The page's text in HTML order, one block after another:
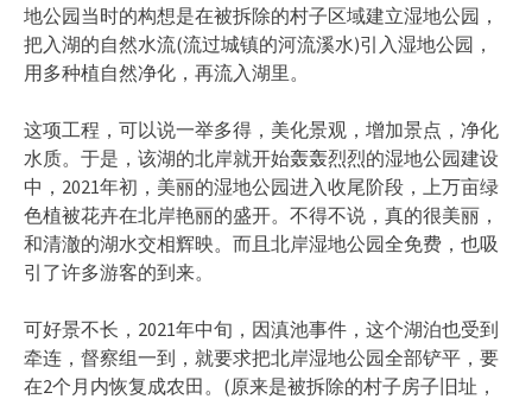
地公园当时的构想是在被拆除的村子区域建立湿地公园，
把入湖的自然水流(流过城镇的河流溪水)引入湿地公园，
用多种植自然净化，再流入湖里。
这项工程，可以说一举多得，美化景观，增加景点，净化
水质。于是，该湖的北岸就开始轰轰烈烈的湿地公园建设
中，2021年初，美丽的湿地公园进入收尾阶段，上万亩绿
色植被花卉在北岸艳丽的盛开。不得不说，真的很美丽，
和清澈的湖水交相辉映。而且北岸湿地公园全免费，也吸
引了许多游客的到来。
可好景不长，2021年中旬，因滇池事件，这个湖泊也受到
牵连，督察组一到，就要求把北岸湿地公园全部铲平，要
在2个月内恢复成农田。(原来是被拆除的村子房子旧址，